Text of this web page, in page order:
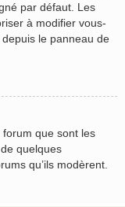
par défaut. Les
à modifier vous-
le panneau de
forum que sont les
quelques
qu’ils modèrent.